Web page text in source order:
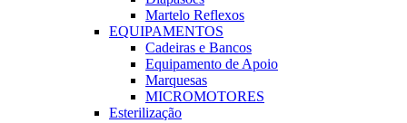
Martelo Reflexos
EQUIPAMENTOS
Cadeiras e Bancos
Equipamento de Apoio
Marquesas
MICROMOTORES
Esterilização